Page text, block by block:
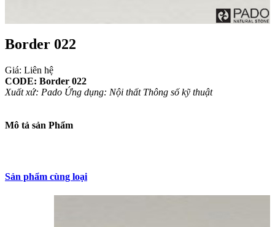
Border 022
Giá: Liên hệ
CODE: Border 022
Xuất xứ: Pado Ứng dụng: Nội thất Thông số kỹ thuật
Mô tả sản Phẩm
Sản phẩm cùng loại